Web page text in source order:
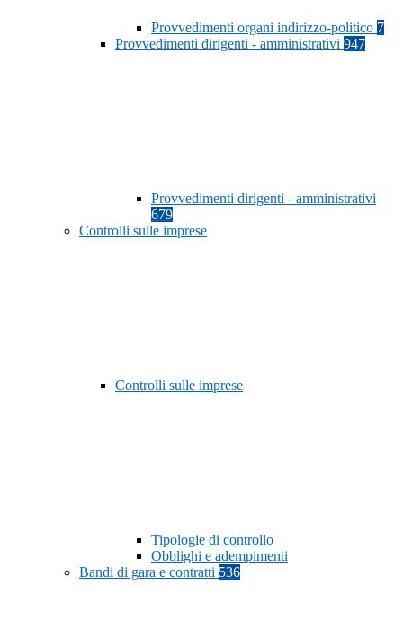
Provvedimenti organi indirizzo-politico 7
Provvedimenti dirigenti - amministrativi 947
Provvedimenti dirigenti - amministrativi
679
Controlli sulle imprese
Controlli sulle imprese
Tipologie di controllo
Obblighi e adempimenti
Bandi di gara e contratti 536